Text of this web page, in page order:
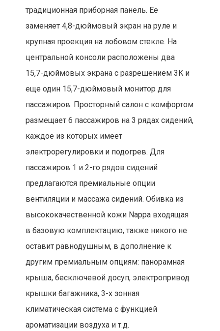
традиционная приборная панель. Ее
заменяет 4,8-дюймовый экран на руле и
крупная проекция на лобовом стекле. На
центральной консоли расположены два
15,7-дюймовых экрана с разрешением 3K и
еще один 15,7-дюймовый монитор для
пассажиров. Просторный салон с комфортом
размещает 6 пассажиров на 3 рядах сидений,
каждое из которых имеет
электрорегулировки и подогрев. Для
пассажиров 1 и 2-го рядов сидений
предлагаются премиальные опции
вентиляции и массажа сидений. Обивка из
высококачественной кожи Nappa входящая
в базовую комплектацию, также никого не
оставит равнодушным, в дополнение к
другим премиальным опциям: панорамная
крыша, бесключевой досуп, электропривод
крышки багажника, 3-х зонная
климатическая система с функцией
ароматизации воздуха и т.д.